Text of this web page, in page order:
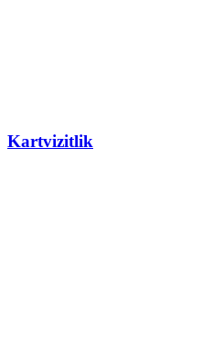
Kartvizitlik